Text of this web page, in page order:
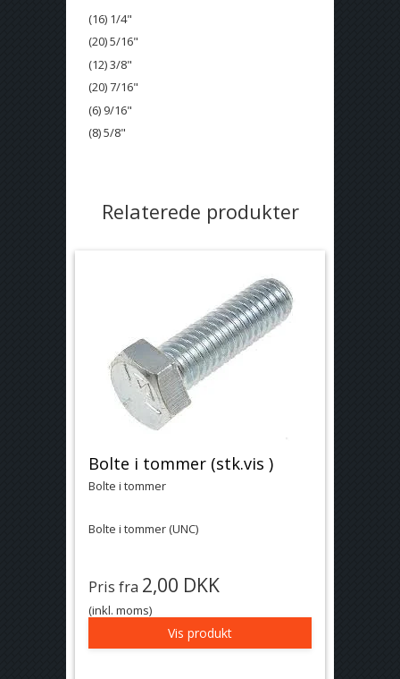
(16) 1/4"
(20) 5/16"
(12) 3/8"
(20) 7/16"
(6) 9/16"
(8) 5/8"
Relaterede produkter
Bolte i tommer (stk.vis )
Bolte i tommer
Bolte i tommer (UNC)
Pris fra 2,00 DKK
(inkl. moms)
Vis produkt